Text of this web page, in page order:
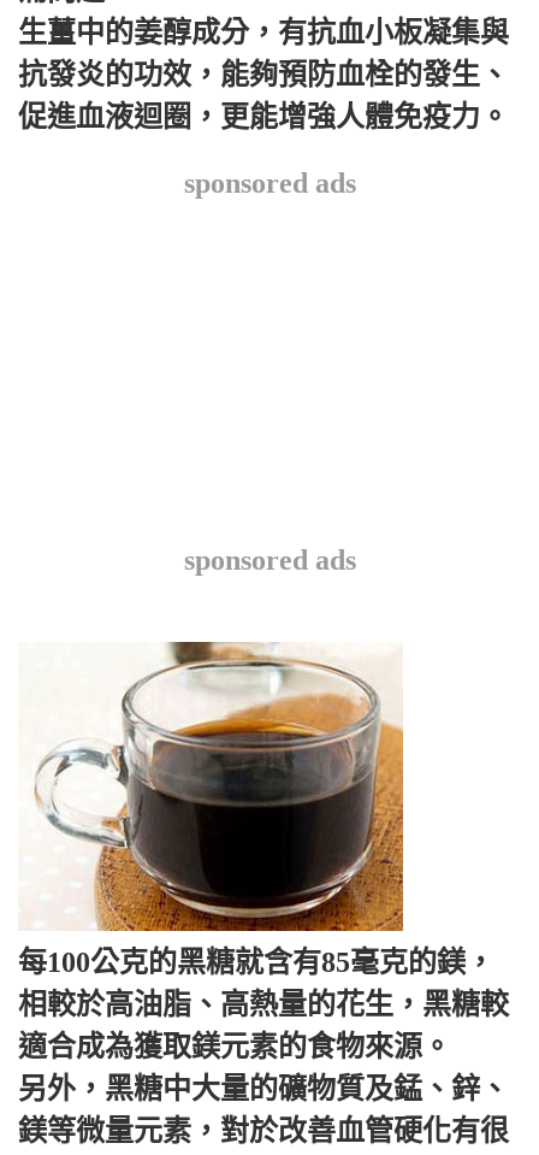
生薑中的姜醇成分，有抗血小板凝集與
抗發炎的功效，能夠預防血栓的發生、
促進血液迴圈，更能增強人體免疫力。
sponsored ads
sponsored ads
每100公克的黑糖就含有85毫克的鎂，
相較於高油脂、高熱量的花生，黑糖較
適合成為獲取鎂元素的食物來源。
另外，黑糖中大量的礦物質及錳、鋅、
鎂等微量元素，對於改善血管硬化有很